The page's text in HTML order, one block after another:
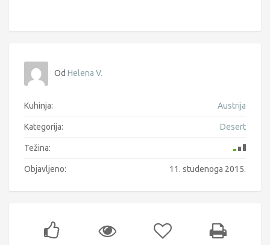
Od Helena V.
Kuhinja: Austrija
Kategorija: Desert
Težina:
Objavljeno: 11. studenoga 2015.